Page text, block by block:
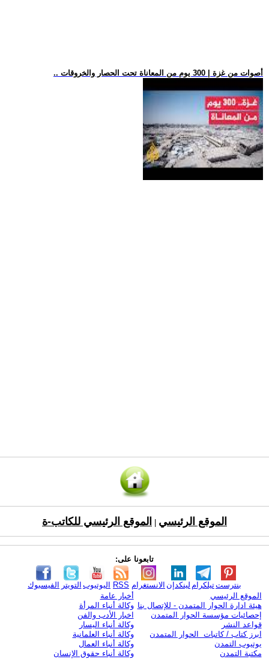
.. أصوات من غزة | 300 يوم من المعاناة تحت الحصار والخروقات
الموقع الرئيسي الموقع الرئيسي للكاتب-ة
تابعونا على:
الفيسبوك التويتر اليوتيوب RSS الانستغرام لينكدإن تيلكرامبنترست
الموقع الرئيسي
هيئة ادارة الحوار المتمدن - للإتصال بنا
إحصائيات مؤسسة الحوار المتمدن
قواعد النشر
ابرز كتاب / كاتبات الحوار المتمدن
يوتيوب التمدن
مكتبة التمدن
أخبار عامة
وكالة أنباء المرأة
اخبار الأدب والفن
وكالة أنباء اليسار
وكالة أنباء العلمانية
وكالة أنباء العمال
وكالة أنباء حقوق الإنسان